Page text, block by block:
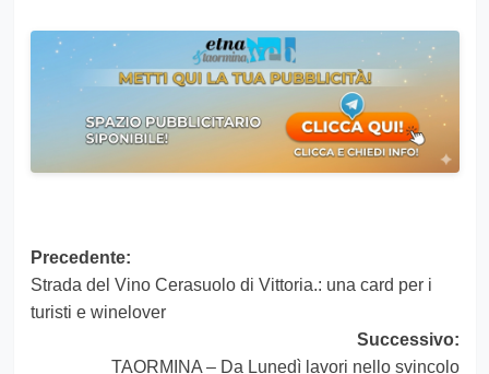
Navigazione
articolo
Precedente:
Strada del Vino Cerasuolo di Vittoria.: una card per i
turisti e winelover
Successivo:
TAORMINA – Da Lunedì lavori nello svincolo